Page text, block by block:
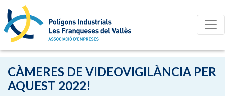
CÀMERES DE VIDEOVIGILÀNCIA PER
AQUEST 2022!